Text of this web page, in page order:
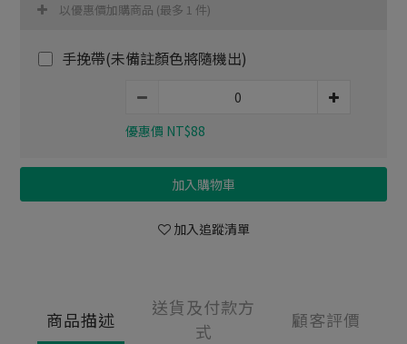
以優惠價加購商品 (最多 1 件)
手挽帶(未備註顏色將隨機出)
優惠價 NT$88
加入購物車
加入追蹤清單
商品描述
送貨及付款方
式
顧客評價